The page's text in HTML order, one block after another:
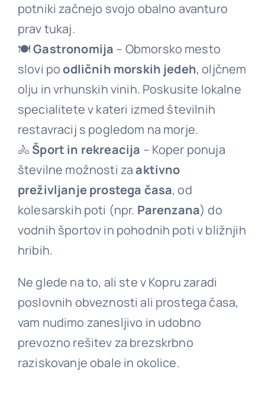
potniki začnejo svojo obalno avanturo
prav tukaj.
🍽Gastronomija – Obmorsko mesto
slovi poodličnih morskih jedeh, oljčnem
olju in vrhunskih vinih. Poskusite lokalne
specialitete v kateri izmed številnih
restavracij s pogledom na morje.
🚴 Šport in rekreacija – Koper ponuja
številne možnosti zaaktivno
preživljanje prostega časa, od
kolesarskih poti (npr. Parenzana) do
vodnih športov in pohodnih poti v bližnjih
hribih.
Ne glede na to, ali ste v Kopru zaradi
poslovnih obveznosti ali prostega časa,
vam nudimo zanesljivo in udobno
prevozno rešitev za brezskrbno
raziskovanje obale in okolice.